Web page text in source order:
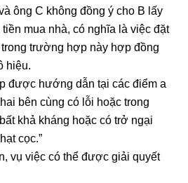
ông C không đồng ý cho B lấy
mua nhà, có nghĩa là việc đặt
trường hợp này hợp đồng
hiệu.
được hướng dẫn tại các điểm a
bên cùng có lỗi hoặc trong
khả kháng hoặc có trở ngại
cọc.”
vụ việc có thể được giải quyết